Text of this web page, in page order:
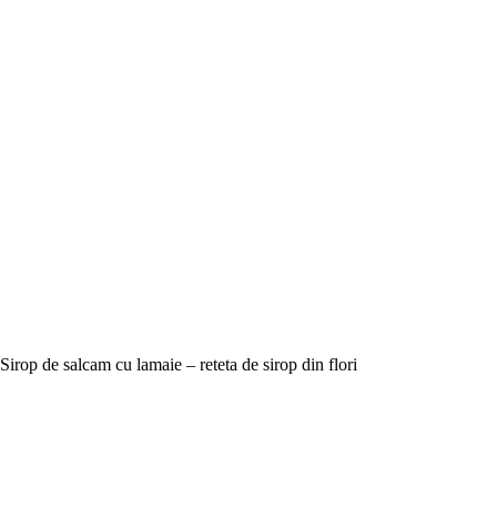
Sirop de salcam cu lamaie – reteta de sirop din flori